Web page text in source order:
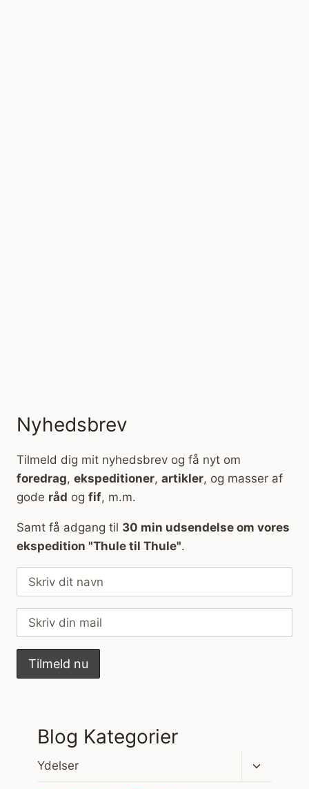
Nyhedsbrev
Tilmeld dig mit nyhedsbrev og få nyt om
foredrag, ekspeditioner, artikler, og masser af
gode råd og fif, m.m.
Samt få adgang til 30 min udsendelse om vores
ekspedition "Thule til Thule".
Blog Kategorier
Ydelser
Skift